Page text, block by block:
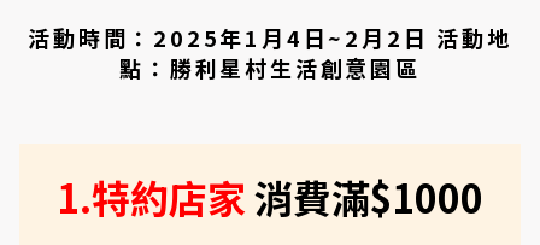
活動時間：2025年1月4日~2月2日 活動地
點：勝利星村生活創意園區
1.特約店家消費滿$1000